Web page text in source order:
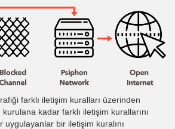
farklı iletişim kuralları üzerinden
kadar farklı iletişim kurallarını
bir iletişim kuralını